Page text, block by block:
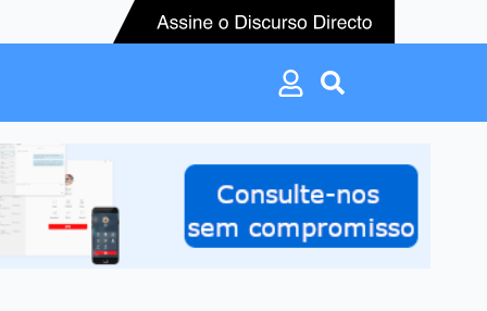
Search
Search
for: